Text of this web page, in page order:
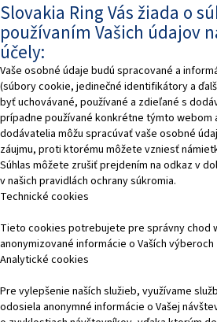
Slovakia Ring Vás žiada o
používaním Vašich údajov
účely:
Vaše osobné údaje budú spracované a
(súbory cookie, jedinečné identifikátory a
byť uchovávané, používané a zdieľané s
prípadne používané konkrétne týmto webom
dodávatelia môžu spracúvať vaše osobné
záujmu, proti ktorému môžete vzniesť
Súhlas môžete zrušiť prejdením na odkaz v
v našich pravidlách ochrany súkromia.
Technické cookies
Tieto cookies potrebujete pre správny chod
anonymizované informácie o Vaších výberoch
Analytické cookies
Pre vylepšenie naších služieb, využívame
odosiela anonymné informácie o Vašej